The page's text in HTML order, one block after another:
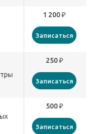
1 200 ₽
Записаться
250 ₽
Записаться
500 ₽
Записаться